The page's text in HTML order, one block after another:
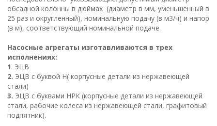
обсадной колонны в дюймах (диаметр в мм, уменьшенный в
25 раз и округленный), номинальную подачу (в м3/ч) и напор
(в м), соответствующий номинальной подаче.
Насосные агрегаты изготавливаются в трех
исполнениях:
1. ЭЦВ
2. ЭЦВ с буквой Н( корпусные детали из нержавеющей
стали)
3. ЭЦВ с буквами НРК (корпусные детали из нержавеющей
стали, рабочие колеса из нержавеющей стали, графитовый
подпятник).